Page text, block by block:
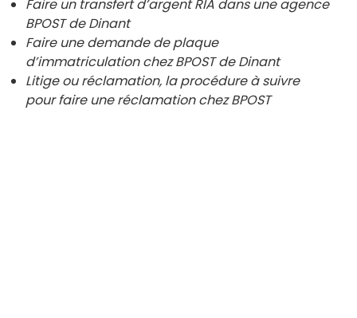
Faire un transfert d’argent RIA dans une agence
BPOST deDinant
Faire une demande de plaque
d’immatriculation chez BPOST deDinant
Litige ou réclamation, la procédure à suivre
pour faire une réclamation chez BPOST